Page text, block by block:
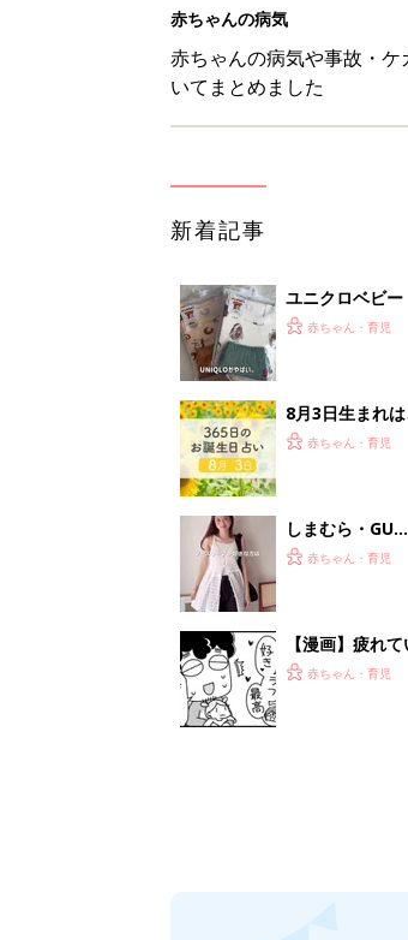
赤ちゃんの病気
赤ちゃんの病気や事故・
いてまとめました
新着記事
ユニクロベビ
5選赤ちゃん・育児
8月3日生まれ
赤ちゃん・育児
しまむら・
赤ちゃん・育児
【漫画】疲れ
助け『ふうふう
赤ちゃん・育児